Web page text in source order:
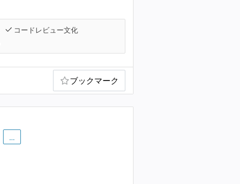
コードレビュー文化
ブックマーク
…